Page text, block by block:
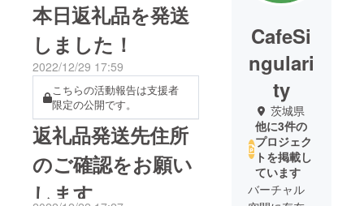
本日返礼品を発送
しました！
2022/12/29 17:59
こちらの活動報告は支援者
限定の公開です。
返礼品発送先住所
のご確認をお願い
します
CafeSi
ngulari
ty
茨城県
他に3件の
プロジェク
トを掲載し
ています
バーチャル